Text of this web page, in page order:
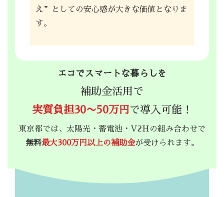
え”としての安心感が大きな価値となりま
す。
エコでスマートな暮らしを
補助金活用で
実質負担30〜50万円で導入可能！
東京都では、太陽光・蓄電池・V2Hの組み合わせで
無料最大300万円以上の補助金が受けられます。